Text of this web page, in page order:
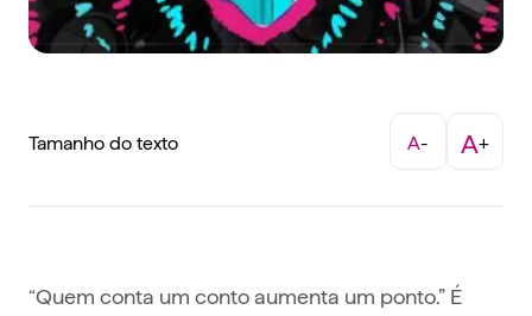
Tamanho do texto A- A+
“Quem conta um conto aumenta um ponto.” É